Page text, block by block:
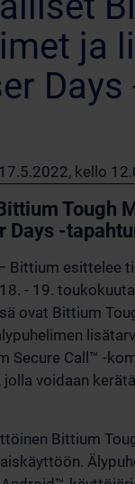
ja
kello
Tough
Days -
Bittium esittelee
- 19.
ovat Bittium
Secure Call™ -
voidaan
Bittium